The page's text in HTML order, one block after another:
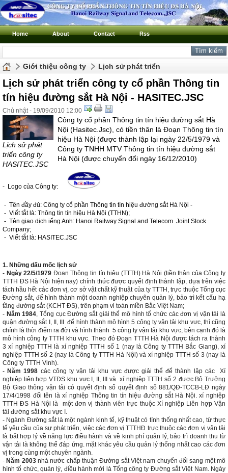
Home About Contact Rss
Giới thiệu công ty Lịch sử phát triển
Lịch sử phát triển công ty cổ phần Thông tin
tín hiệu đường sắt Hà Nội - HASITEC.JSC
Chủ nhật - 19/09/2010 12:00
Lịch sử phát
triển công ty
HASITEC.JSC
Công ty cổ phần Thông tin tín hiệu đường sắt Hà
Nội (Hasitec.Jsc), có tiền thân là Đoạn Thông tin tín
hiệu Hà Nội (được thành lập lại ngày 22/5/1979 và
Công ty TNHH MTV Thông tin tín hiệu đường sắt
Hà Nội (được chuyển đổi ngày 16/12/2010)
- Logo của Công ty:
- Tên đầy đủ: Công ty cổ phần Thông tin tín hiệu đường sắt Hà Nội -
- Viết tắt là: Thông tin tín hiệu Hà Nội (TTHN);
- Tên giao dịch iếng Anh: Hanoi Railway Signal and Telecom Joint Stock
Company;
- Viết tắt là: HASITEC.JSC
1. Những dấu mốc lịch sử
- Ngày 22/5/1979 Đoạn Thông tin tín hiệu (TTTH) Hà Nội (tiền thân của Công ty
TTTH ĐS Hà Nội hiện nay) chính thức được quyết định thành lập, dựa trên việc
tách hầu hết các đơn vị, cơ sở vật chất kỹ thuật của ty TTTH, trực thuộc Tổng cục
Đường sắt, để hình thành một doanh nghiệp chuyên quản lý, bảo trì kết cấu hạ
tầng đường sắt (KCHT ĐS), trên phạm vi toàn miền Bắc Việt Nam;
- Năm 1984, Tổng cục Đường sắt giải thể mô hình tổ chức các đơn vị vận tải là
quận đường sắt I, II, III để hình thành mô hình 5 công ty vận tải khu vưc, thì cũng
chính là thời điểm ra đời và hình thành 5 công ty vận tải khu vực, bên cạnh đó là
mô hình công ty TTTH khu vực. Theo đó Đoạn TTTH Hà Nội được tách ra thành
3 xí nghiệp TTTH là xí nghiệp TTTH số 1 (nay là Công ty TTTH Bắc Giang), xí
nghiệp TTTH số 2 (nay là Công ty TTTH Hà Nội) và xí nghiệp TTTH số 3 (nay là
Công ty TTTH Vinh).
- Năm 1998 các công ty vận tải khu vực được giải thể để thành lập các Xí
nghiệp liên hợp VTĐS khu vực I, II, III và xí nghiệp TTTH số 2 được Bộ Trưởng
Bộ Giao thông vận tải có quyết định số quyết định số 881/QĐ-TCCB-LĐ ngày
17/4/1998 đổi tên là xí nghiệp Thông tin tín hiệu đường sắt Hà Nội. xí nghiệp
TTTH ĐS Hà Nội là một đơn vị thành viên trực thuộc Xí nghiệp Liên hợp Vận
tải đường sắt khu vực I.
- Ngành Đường sắt là một ngành kinh tế, kỹ thuật có tính thống nhất cao, từ thực
tế yêu cầu của sự phát triển, việc các đơn vị TTTHĐ trực thuộc các đơn vị vận tải
là bất hợp lý về năng lực điều hành và về kinh phí quản lý, bảo trì doanh thu từ
vận tải là không thể đáp ứng. mặt khác yêu cầu quản lý thống nhất cao các đơn
vị trong cùng một chuyên ngành.
- Năm 2003nhà nước chấp thuận Đường sắt Việt nam chuyển đổi sang một mô
hình tổ chức, quản lý, điều hành mới là Tổng công ty Đường sắt Việt Nam. Ngày